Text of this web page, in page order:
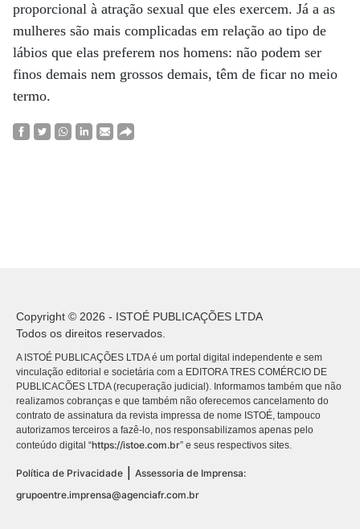
proporcional à atração sexual que eles exercem. Já a as
mulheres são mais complicadas em relação ao tipo de
lábios que elas preferem nos homens: não podem ser
finos demais nem grossos demais, têm de ficar no meio
termo.
Copyright © 2026 - ISTOÉ PUBLICAÇÕES LTDA
Todos os direitos reservados.
A ISTOÉ PUBLICAÇÕES LTDA é um portal digital independente e sem
vinculação editorial e societária com a EDITORA TRES COMÉRCIO DE
PUBLICACÕES LTDA (recuperação judicial). Informamos também que não
realizamos cobranças e que também não oferecemos cancelamento do
contrato de assinatura da revista impressa de nome ISTOÉ, tampouco
autorizamos terceiros a fazê-lo, nos responsabilizamos apenas pelo
conteúdo digital “https://istoe.com.br” e seus respectivos sites.
Política de Privacidade
Assessoria de Imprensa:
grupoentre.imprensa@agenciafr.com.br